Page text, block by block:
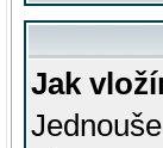
Jak